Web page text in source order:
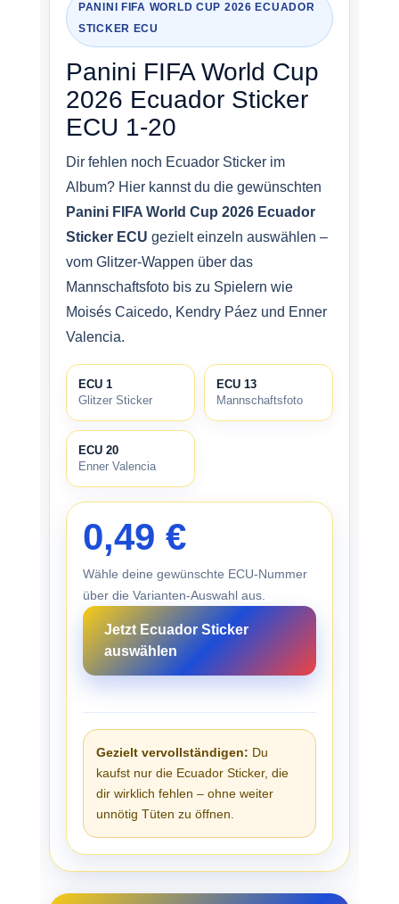
PANINI FIFA WORLD CUP 2026 ECUADOR
STICKER ECU
Panini FIFA World Cup
2026 Ecuador Sticker
ECU 1-20
Dir fehlen noch Ecuador Sticker im
Album? Hier kannst du die gewünschten
Panini FIFA World Cup 2026 Ecuador
Sticker ECU gezielt einzeln auswählen –
vom Glitzer-Wappen über das
Mannschaftsfoto bis zu Spielern wie
Moisés Caicedo, Kendry Páez und Enner
Valencia.
ECU 1
Glitzer Sticker
ECU 13
Mannschaftsfoto
ECU 20
Enner Valencia
0,49 €
Wähle deine gewünschte ECU-Nummer
über die Varianten-Auswahl aus.
Jetzt Ecuador Sticker
auswählen
Gezielt vervollständigen: Du
kaufst nur die Ecuador Sticker, die
dir wirklich fehlen – ohne weiter
unnötig Tüten zu öffnen.